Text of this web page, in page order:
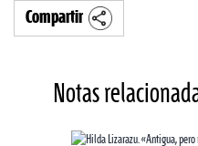
Compartir
Notas